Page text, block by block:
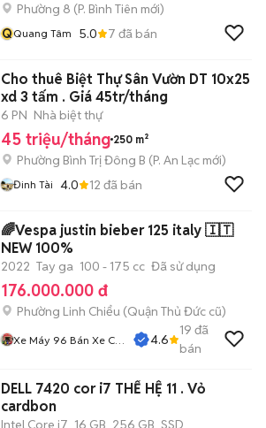
Phường 8 (P. Bình Tiên mới)
QQuang Tâm 5.0 7 đã bán
Cho thuê Biệt Thự Sân Vườn DT 10x25
xd 3 tấm . Giá 45tr/tháng
6 PN Nhà biệt thự
45 triệu/tháng 250 m²
Phường Bình Trị Đông B (P. An Lạc mới)
Đinh Tài 4.0 12 đã bán
🌈Vespa justin bieber 125 italy 🇮🇹
NEW 100%
2022 Tay ga 100 - 175 cc Đã sử dụng
176.000.000 đ
Phường Linh Chiểu (Quận Thủ Đức cũ)
Xe Máy 96 Bán Xe Cũ
4.6
19 đã
bán
DELL 7420 cor i7 THẾ HỆ 11 . Vỏ
cardbon
Intel Core i7 16 GB 256 GB SSD